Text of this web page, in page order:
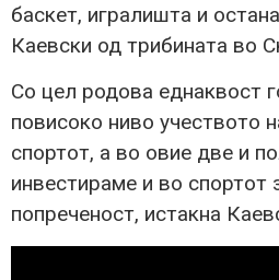
баскет, игралишта и
Каевски од трибината во
Со цел родова еднаквост
повисоко ниво учеството
спортот, а во овие две и
инвестираме и во спортот
попреченост, истакна